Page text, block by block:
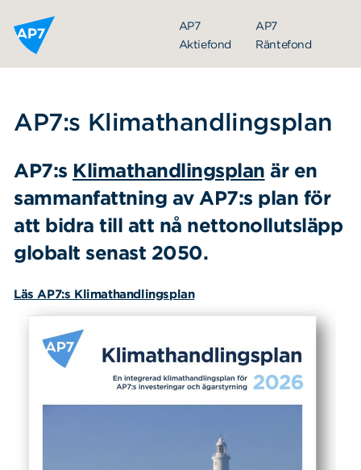
Hoppa till innehållet
AP7
Aktiefond
AP7
Räntefond
AP7:s Klimathandlingsplan
AP7:s Klimathandlingsplan är en
sammanfattning av AP7:s plan för
att bidra till att nå nettonollutsläpp
globalt senast 2050.
Läs AP7:s Klimathandlingsplan
Ansvarsfulla investeringar
AP7:s röstning
Temaarbeten
Hållbarhetsrelaterade upplysningar
Klimatråd
Hållbarhetsredovisningar
AP7:s Klimathandlingsplan
AP7:s Ägarpodden
ESG nyheter